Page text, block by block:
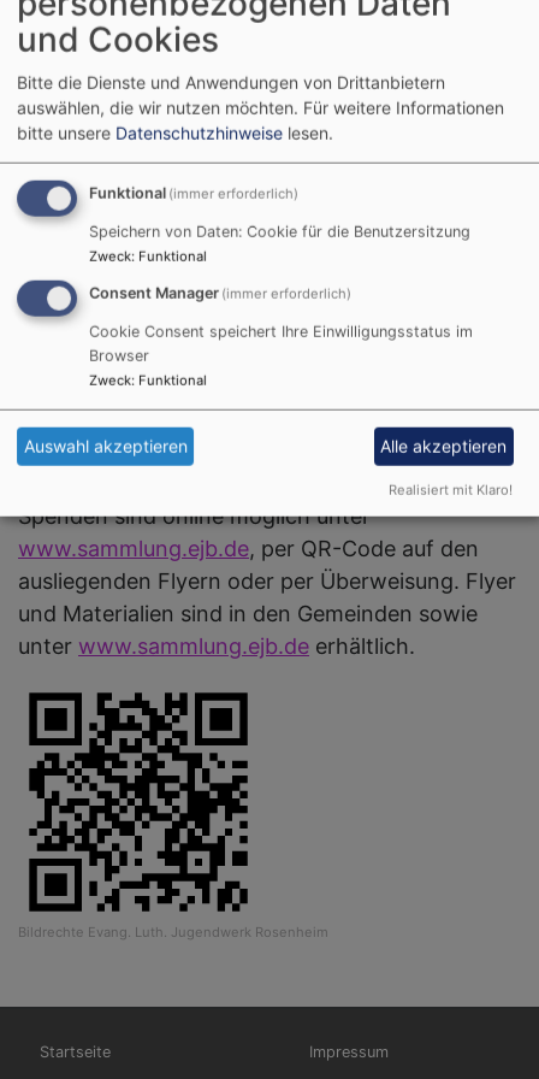
60 Prozent der Spenden verbleiben im jeweiligen
Dekanat und fließen direkt in Freizeiten,
Jugendgottesdienste, Schulungen und
Gruppenstunden. 40 Prozent stärken die Arbeit
einem jungen Menschen die Teilnahme an einem
Konficamp oder einer Freizeit.
Philipp Roth, Dekanatsjugendreferent: „Gerade
junge Menschen brauchen Räume, in denen sie
sich ausprobieren, Fragen stellen und Glauben
entdecken dürfen – und in denen Gemeinschaft
hierzu einen entscheidenden Beitrag, weil sie
genau diese Angebote vor Ort möglich macht.“
Spenden sind online möglich unter
www.sammlung.ejb.de, per QR-Code auf den
ausliegenden Flyern oder per Überweisung. Flyer
und Materialien sind in den Gemeinden sowie
unter www.sammlung.ejb.de erhältlich.
Bildrechte Evang. Luth. Jugendwerk Rosenheim
Startseite Impressum
und Cookies
Bitte die Dienste und Anwendungen von Drittanbietern
auswählen, die wir nutzen möchten. Für weitere Informationen
bitte unsere Datenschutzhinweise lesen.
Funktional (immer erforderlich)
Speichern von Daten: Cookie für die Benutzersitzung
Zweck: Funktional
Consent Manager (immer erforderlich)
Cookie Consent speichert Ihre Einwilligungsstatus im
Browser
Zweck: Funktional
Auswahl akzeptieren Alle akzeptieren
Realisiert mit Klaro!